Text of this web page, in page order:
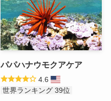
パパハナウモクアケア
4.6
世界ランキング 39位